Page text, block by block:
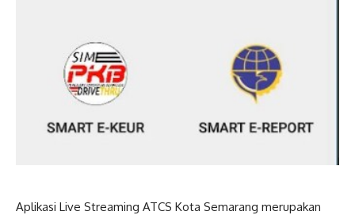
Aplikasi Live Streaming ATCS Kota Semarang merupakan